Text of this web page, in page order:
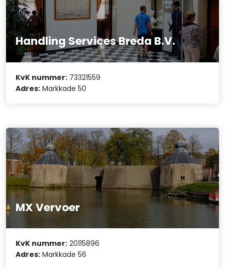
Handling Services Breda B.V.
KvK nummer: 73321559
Adres: Markkade 50
MX Vervoer
KvK nummer: 20115896
Adres: Markkade 56